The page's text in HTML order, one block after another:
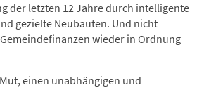
der letzten 12 Jahre durch intelligente
gezielte Neubauten. Und nicht
wieder in Ordnung
einen unabhängigen und